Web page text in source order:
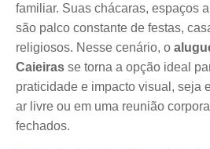
familiar. Suas chácaras, espaços
são palco constante de festas,
religiosos. Nesse cenário, o
Caieiras se torna a opção ideal
praticidade e impacto visual, seja
ar livre ou em uma reunião
fechados.